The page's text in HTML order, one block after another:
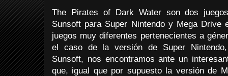
The Pirates of Dark Water son dos
Sunsoft para Super Nintendo y Mega Drive
juegos muy diferentes pertenecientes a
el caso de la versión de Super Nintendo,
Sunsoft, nos encontramos ante un
que, igual que por supuesto la versión de